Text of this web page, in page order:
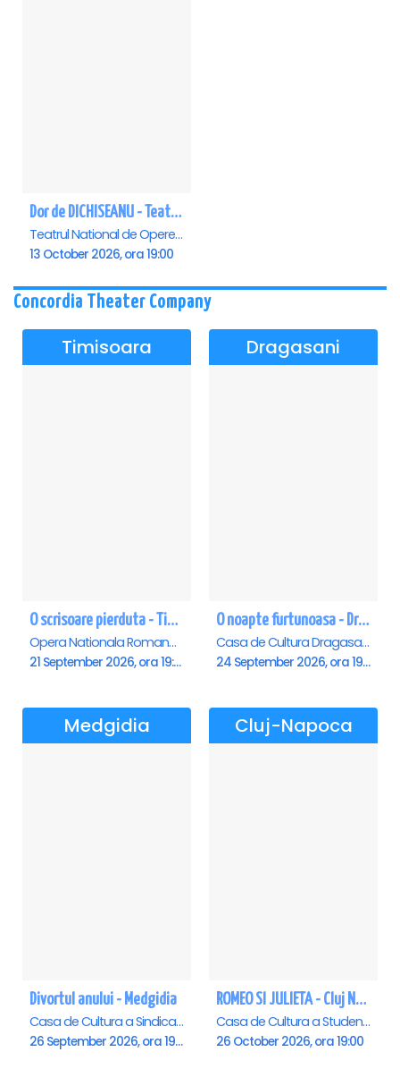
Dor de DICHISEANU - Teatrul Național de Operetă și Musical „Ion Dacian"
Teatrul National de Opereta si Musical Ion Dacian, Bucuresti
13 October 2026, ora 19:00
Concordia Theater Company
Timisoara
O scrisoare pierduta - Timisoara
Opera Nationala Romana , Timisoara
21 September 2026, ora 19:00
Dragasani
O noapte furtunoasa - Dragasani
Casa de Cultura Dragasani, Dragasani
24 September 2026, ora 19:00
Medgidia
Divortul anului - Medgidia
Casa de Cultura a Sindicatelor Lucian Grigorescu, Medgidia
26 September 2026, ora 19:00
Cluj-Napoca
ROMEO SI JULIETA - Cluj Napoca
Casa de Cultura a Studentilor Dumitru Farcas, Cluj-Napoca
26 October 2026, ora 19:00